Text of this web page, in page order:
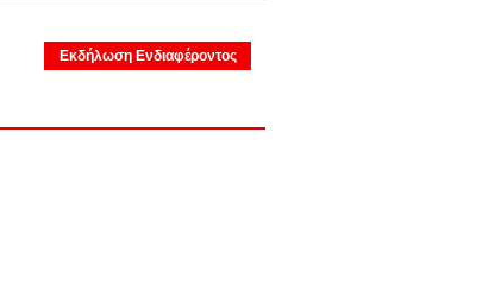
Εκδήλωση Ενδιαφέροντος